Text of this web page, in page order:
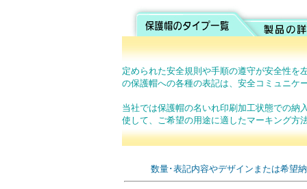
定められた安全規則や手順の遵守が安全性を
の保護帽への各種の表記は、安全コミュニケ
当社では保護帽の名いれ印刷加工状態での納
使して、ご希望の用途に適したマーキング方
数量･表記内容やデザインまたは希望